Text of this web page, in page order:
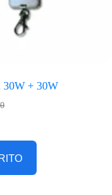
30W + 30W